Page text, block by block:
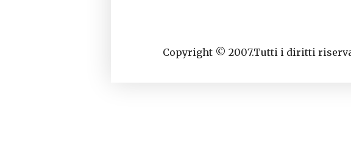
Copyright © 2007.Tutti i diritti